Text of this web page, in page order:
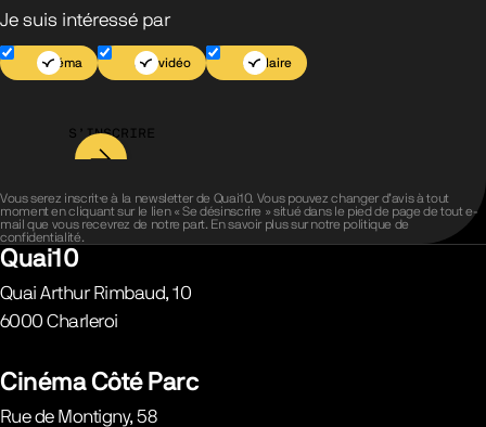
Je suis intéressé par
Cinéma Jeu vidéo Scolaire
S’INSCRIRE
Vous serez inscrit·e à la newsletter de Quai10. Vous pouvez changer d’avis à tout
moment en cliquant sur le lien « Se désinscrire » situé dans le pied de page de tout e-
mail que vous recevrez de notre part. En savoir plus sur notre politique de
confidentialité.
Quai10
Quai Arthur Rimbaud, 10
6000 Charleroi
Cinéma Côté Parc
Rue de Montigny, 58